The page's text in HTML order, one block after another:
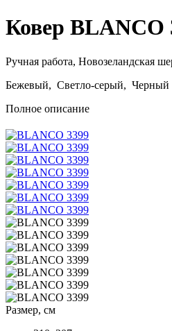
Ковер BLANCO
Ручная работа, Новозеландская
Бежевый, Светло-серый, Черный
Полное описание
Размер, см